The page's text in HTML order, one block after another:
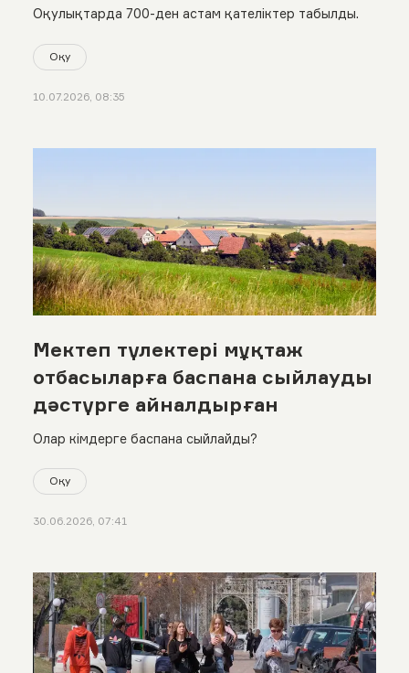
Оқулықтарда 700-ден астам қателіктер табылды.
Оқу
10.07.2026, 08:35
Мектеп түлектері мұқтаж
отбасыларға баспана сыйлауды
дәстүрге айналдырған
Олар кімдерге баспана сыйлайды?
Оқу
30.06.2026, 07:41